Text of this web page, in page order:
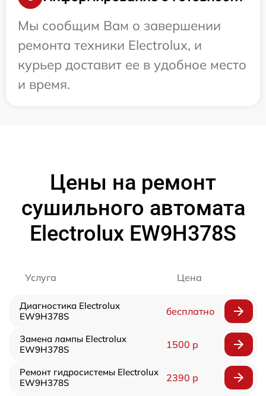
Мы сообщим Вам о завершении
ремонта техники Electrolux, и
курьер доставит ее в удобное место
и время.
Цены на ремонт
сушильного автомата
Electrolux EW9H378S
Услуга Цена
Диагностика Electrolux
EW9H378S
бесплатно
Замена лампы Electrolux
EW9H378S
1500 р
Ремонт гидросистемы Electrolux
EW9H378S
2390 р